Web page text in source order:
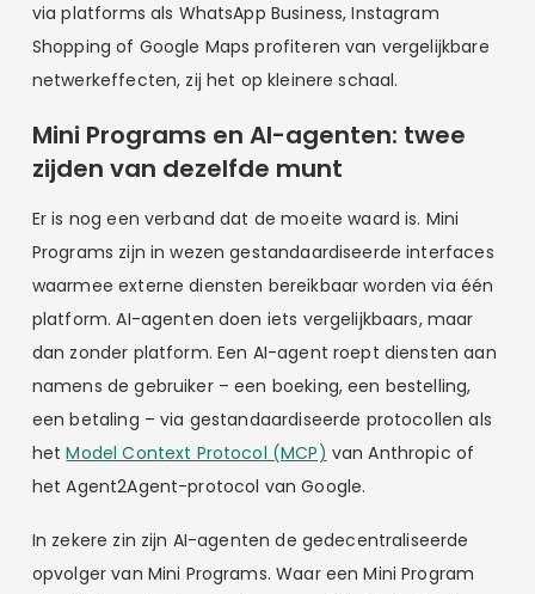
via platforms als WhatsApp Business, Instagram
Shopping of Google Maps profiteren van vergelijkbare
netwerkeffecten, zij het op kleinere schaal.
Mini Programs en AI-agenten: twee
zijden van dezelfde munt
Er is nog een verband dat de moeite waard is. Mini
Programs zijn in wezen gestandaardiseerde interfaces
waarmee externe diensten bereikbaar worden via één
platform. AI-agenten doen iets vergelijkbaars, maar
dan zonder platform. Een AI-agent roept diensten aan
namens de gebruiker – een boeking, een bestelling,
een betaling – via gestandaardiseerde protocollen als
hetModel Context Protocol (MCP) van Anthropic of
het Agent2Agent-protocol van Google.
In zekere zin zijn AI-agenten de gedecentraliseerde
opvolger van Mini Programs. Waar een Mini Program